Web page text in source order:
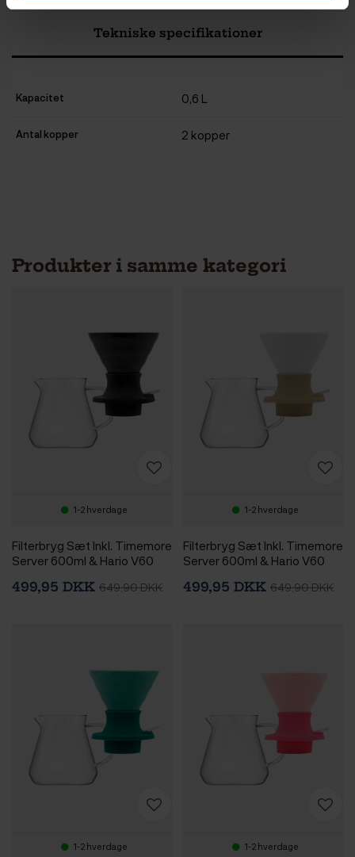
Tekniske specifikationer
Kapacitet 0,6 L
Antal kopper 2 kopper
Produkter i samme kategori
1-2 hverdage
Filterbryg Sæt Inkl. Timemore
Server 600ml & Hario V60
Keramik 2 Kop. Sort & 100
499,95 DKK 649,90 DKK
1-2 hverdage
Filterbryg Sæt Inkl. Timemore
Server 600ml & Hario V60
Keramik 2 Kop. Jasmin Hvid &
499,95 DKK 649,90 DKK
1-2 hverdage 1-2 hverdage